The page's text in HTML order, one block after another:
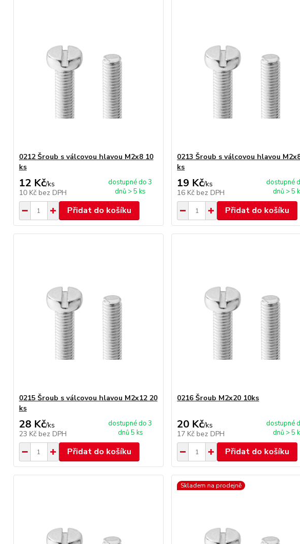
0212 Šroub s válcovou hlavou M2x8 10
ks
12 Kč/ks
10 Kč bez DPH
dostupné do 3
dnů > 5 ks
Přidat do košíku
0213 Šroub s válcovou hlavou
ks
19 Kč/ks
16 Kč bez DPH
dostupné
dnů > 5
Přidat do košíku
0215 Šroub s válcovou hlavou M2x12 20
ks
28 Kč/ks
23 Kč bez DPH
dostupné do 3
dnů 5 ks
Přidat do košíku
0216 Šroub M2x20 10ks
20 Kč/ks
17 Kč bez DPH
dostupné
dnů > 5
Přidat do košíku
Skladem na prodejně